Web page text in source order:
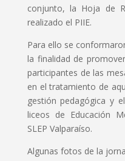
conjunto, la Hoja de
realizado el PIIE.
Para ello se
la finalidad de
participantes de las
en el tratamiento de
gestión pedagógica y
liceos de Educación
SLEP Valparaíso.
Algunas fotos de la